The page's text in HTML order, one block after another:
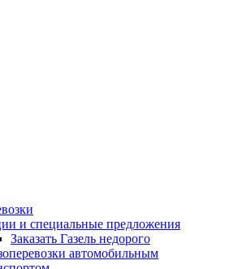
и специальные предложения
Заказать Газель недорого
автомобильным